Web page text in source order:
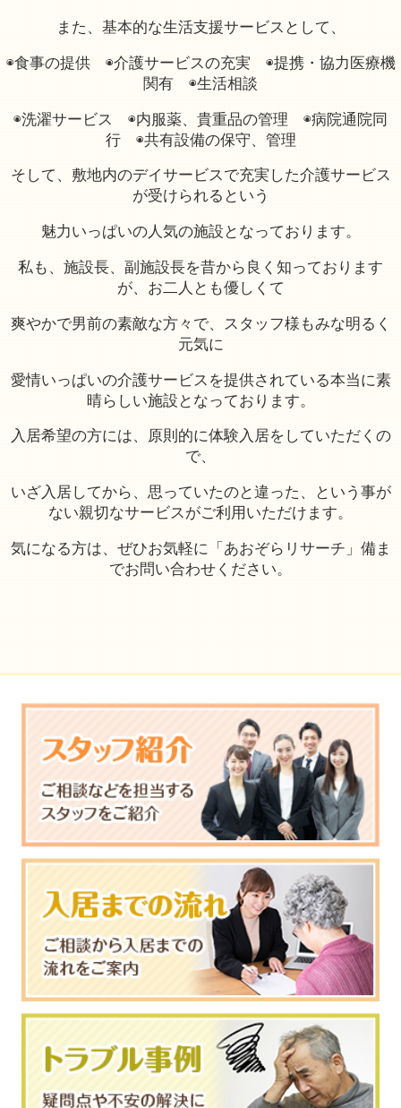
また、基本的な生活支援サービスとして、
◉食事の提供 ◉介護サービスの充実 ◉提携・協力医療機
関有 ◉生活相談
◉洗濯サービス ◉内服薬、貴重品の管理 ◉病院通院同
行 ◉共有設備の保守、管理
そして、敷地内のデイサービスで充実した介護サービス
が受けられるという
魅力いっぱいの人気の施設となっております。
私も、施設長、副施設長を昔から良く知っております
が、お二人とも優しくて
爽やかで男前の素敵な方々で、スタッフ様もみな明るく
元気に
愛情いっぱいの介護サービスを提供されている本当に素
晴らしい施設となっております。
入居希望の方には、原則的に体験入居をしていただくの
で、
いざ入居してから、思っていたのと違った、という事が
ない親切なサービスがご利用いただけます。
気になる方は、ぜひお気軽に「あおぞらリサーチ」備ま
でお問い合わせください。